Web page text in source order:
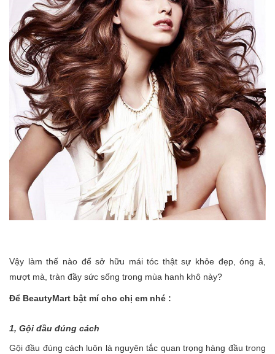
Vậy làm thế nào để sở hữu mái tóc thật sự khỏe đẹp, óng ả,
mượt mà, tràn đầy sức sống trong mùa hanh khô này?
Để BeautyMart bật mí cho chị em nhé :
1, Gội đầu đúng cách
Gội đầu đúng cách luôn là nguyên tắc quan trọng hàng đầu trong